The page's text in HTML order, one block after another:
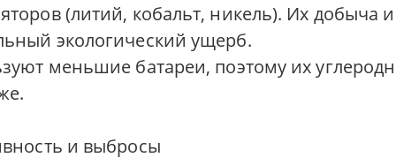
(литий, кобальт, никель). Их добыча
экологический ущерб.
меньшие батареи, поэтому их
и выбросы